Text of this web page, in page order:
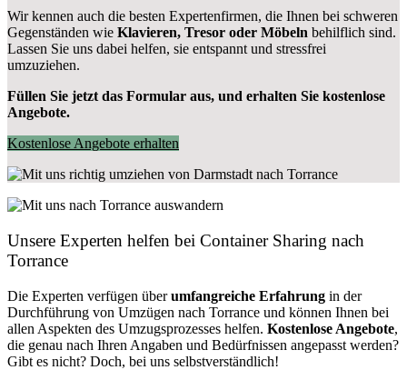
Wir kennen auch die besten Expertenfirmen, die Ihnen bei schweren
Gegenständen wie Klavieren, Tresor oder Möbeln behilflich sind.
Lassen Sie uns dabei helfen, sie entspannt und stressfrei
umzuziehen.
Füllen Sie jetzt das Formular aus, und erhalten Sie kostenlose
Angebote.
Kostenlose Angebote erhalten
Unsere Experten helfen bei Container Sharing nach
Torrance
Die Experten verfügen überumfangreiche Erfahrung in der
Durchführung von Umzügen nach Torrance und können Ihnen bei
allen Aspekten des Umzugsprozesses helfen. Kostenlose Angebote,
die genau nach Ihren Angaben und Bedürfnissen angepasst werden?
Gibt es nicht? Doch, bei uns selbstverständlich!